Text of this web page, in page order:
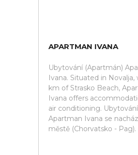
APARTMAN IVANA
Ubytování (Apartmán)
Ivana. Situated in Novalja,
km of Strasko Beach,
Ivana offers
air conditioning. Ubytování
Apartman Ivana se
městě (Chorvatsko - Pag).